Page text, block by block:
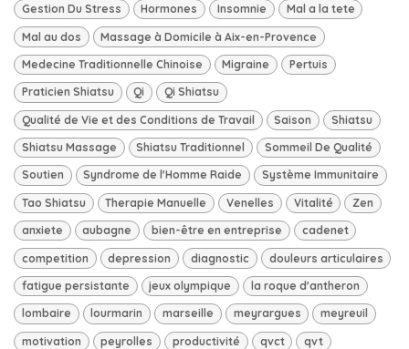
Gestion Du Stress Hormones Insomnie Mal a la tete
Mal au dos Massage à Domicile à Aix-en-Provence
Medecine Traditionnelle Chinoise Migraine Pertuis
Praticien Shiatsu Qi Qi Shiatsu
Qualité de Vie et des Conditions de Travail Saison Shiatsu
Shiatsu Massage Shiatsu Traditionnel Sommeil De Qualité
Soutien Syndrome de l'Homme Raide Système Immunitaire
Tao Shiatsu Therapie Manuelle Venelles Vitalité Zen
anxiete aubagne bien-être en entreprise cadenet
competition depression diagnostic douleurs articulaires
fatigue persistante jeux olympique la roque d'antheron
lombaire lourmarin marseille meyrargues meyreuil
motivation peyrolles productivité qvct qvt